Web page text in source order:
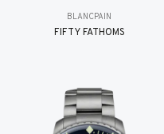
BLANCPAIN
FIFTY FATHOMS